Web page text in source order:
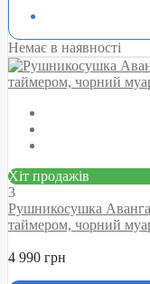
Немає в наявності
Хіт продажів
3
Рушникосушка
таймером, чорний
4 990 грн